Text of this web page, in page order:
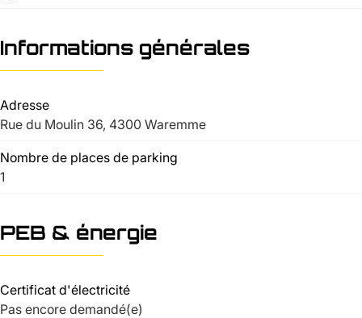
Informations générales
Adresse
Rue du Moulin 36, 4300 Waremme
Nombre de places de parking
1
PEB & énergie
Certificat d'électricité
Pas encore demandé(e)